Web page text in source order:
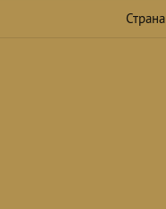
Страна